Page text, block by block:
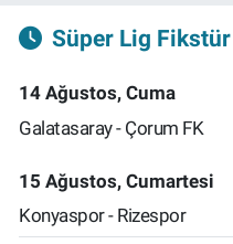
Süper Lig Fikstür
14 Ağustos, Cuma
Galatasaray - Çorum FK
15 Ağustos, Cumartesi
Konyaspor - Rizespor